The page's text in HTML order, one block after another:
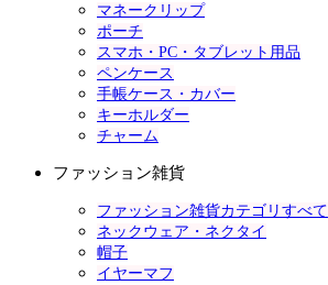
マネークリップ
ポーチ
スマホ・PC・タブレット用品
ペンケース
手帳ケース・カバー
キーホルダー
チャーム
ファッション雑貨
ファッション雑貨カテゴリすべて
ネックウェア・ネクタイ
帽子
イヤーマフ